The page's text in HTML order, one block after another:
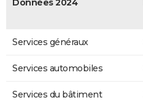
Données 2024
Services généraux
Services automobiles
Services du bâtiment